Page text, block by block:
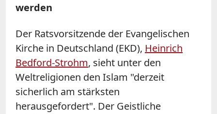
werden
Der Ratsvorsitzende der Evangelischen
Kirche in Deutschland (EKD), Heinrich
Bedford-Strohm, sieht unter den
Weltreligionen den Islam "derzeit
sicherlich am stärksten
herausgefordert". Der Geistliche